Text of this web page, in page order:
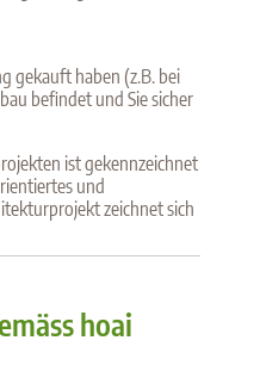
gekauft haben (z.B. bei
befindet und Sie sicher
ist gekennzeichnet
und
zeichnet sich
hoai